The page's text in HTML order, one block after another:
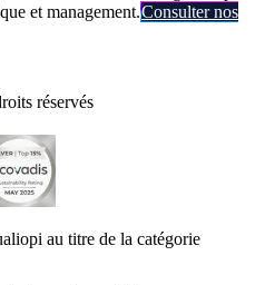
et management.Consulter nos
réservés
au titre de la catégorie